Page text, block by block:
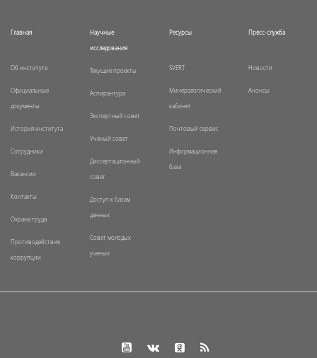
Главная
Об институте
Официальные
документы
История института
Сотрудники
Вакансии
Контакты
Охрана труда
Противодействие
коррупции
Научные
исследования
Текущие проекты
Аспирантура
Экспертный совет
Ученый совет
Диссертационный
совет
Доступ к базам
данных
Совет молодых
ученых
Ресурсы
SVERT
Минералогический
кабинет
Почтовый сервис
Информационная
база
Пресс-служба
Новости
Анонсы